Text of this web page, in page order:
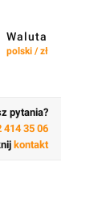
0. Zobacz
Waluta
polski / zł
pytania?
414 35 06
kontakt